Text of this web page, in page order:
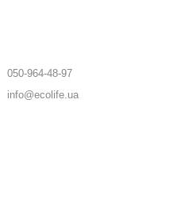
050-964-48-97
info@ecolife.ua